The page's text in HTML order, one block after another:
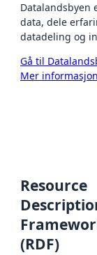
Datalandsbyen
data, dele
datadeling og
Gå til
Mer informasjon
Resource
(RDF)